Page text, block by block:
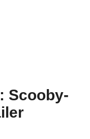
Scooby-